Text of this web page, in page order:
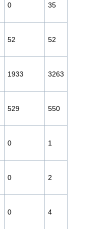
0 35
52 52
1933 3263
529 550
0 1
0 2
0 4